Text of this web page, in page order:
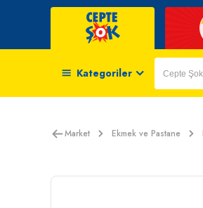
Kategoriler
Market Ekmek ve Pastane